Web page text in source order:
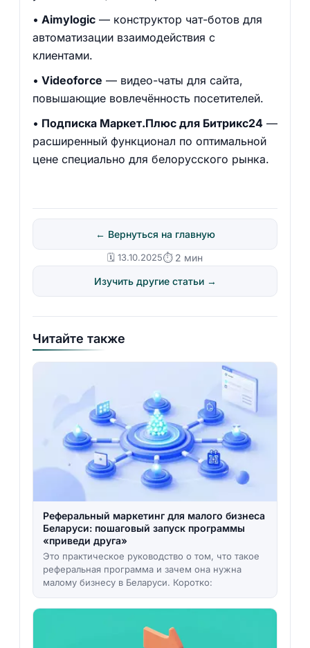
Aimylogic— конструктор чат-ботов для
автоматизации взаимодействия с
клиентами.
Videoforce — видео-чаты для сайта,
повышающие вовлечённость посетителей.
Подписка Маркет.Плюс для Битрикс24—
расширенный функционал по оптимальной
цене специально для белорусского рынка.
← Вернуться на главную
🗓️ 13.10.2025⏱ 2 мин
Изучить другие статьи →
Читайте также
Реферальный маркетинг для малого бизнеса
Беларуси: пошаговый запуск программы
«приведи друга»
Это практическое руководство о том, что такое
реферальная программа и зачем она нужна
малому бизнесу в Беларуси. Коротко: